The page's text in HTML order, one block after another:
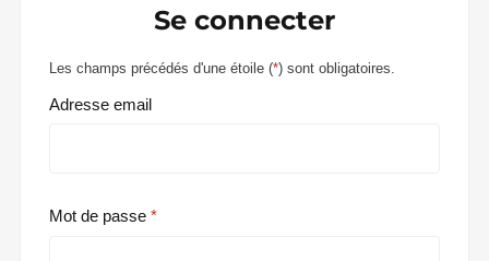
Se connecter
Les champs précédés d'une étoile (*) sont obligatoires.
Adresse email
Mot de passe